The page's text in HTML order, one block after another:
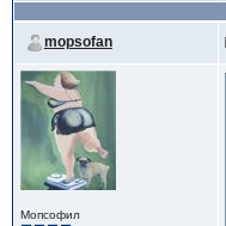
mopsofan
Мопсофил